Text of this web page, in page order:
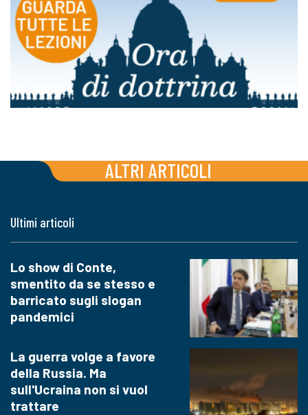
ALTRI ARTICOLI
Ultimi articoli
Lo show di Conte,
smentito da se stesso e
barricato sugli slogan
pandemici
La guerra volge a favore
della Russia. Ma
sull'Ucraina non si vuol
trattare